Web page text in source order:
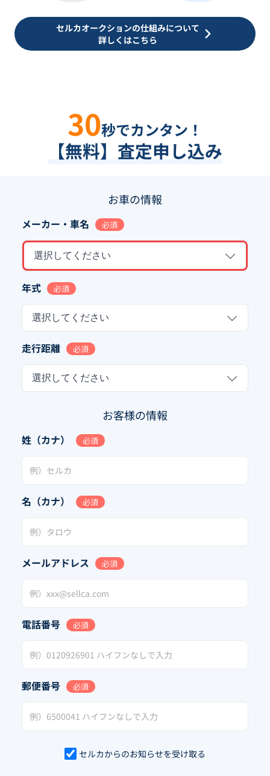
セルカオークションの仕組みについて
詳しくはこちら
30秒でカンタン！
【無料】査定申し込み
お車の情報
メーカー・車名 必須
選択してください
年式 必須
選択してください
走行距離 必須
選択してください
お客様の情報
姓（カナ） 必須
名（カナ） 必須
メールアドレス 必須
電話番号 必須
郵便番号 必須
セルカからのお知らせを受け取る